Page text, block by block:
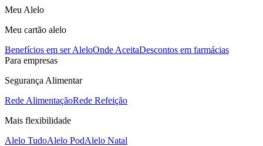
Meu Alelo
Meu cartão alelo
Benefícios em ser AleloOnde AceitaDescontos em farmácias
Para empresas
Segurança Alimentar
Rede AlimentaçãoRede Refeição
Mais flexibilidade
Alelo TudoAlelo PodAlelo Natal